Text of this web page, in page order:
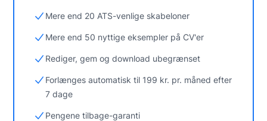
Mere end 20 ATS-venlige skabeloner
Mere end 50 nyttige eksempler på CV'er
Rediger, gem og download ubegrænset
Forlænges automatisk til 199 kr. pr. måned efter
7 dage
Pengene tilbage-garanti